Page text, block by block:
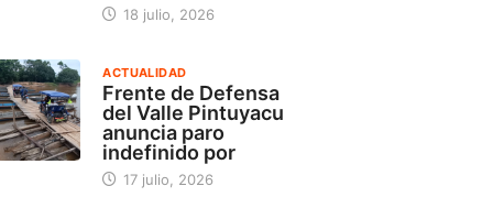
18 julio, 2026
ACTUALIDAD
Frente de Defensa
del Valle Pintuyacu
anuncia paro
indefinido por
17 julio, 2026